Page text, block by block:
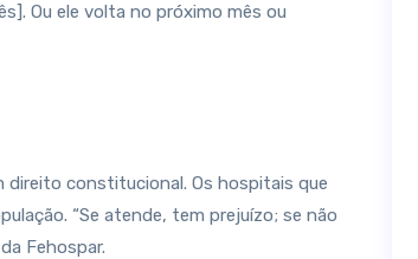
Ou ele volta no próximo mês ou
direito constitucional. Os hospitais que
“Se atende, tem prejuízo; se não
Fehospar.